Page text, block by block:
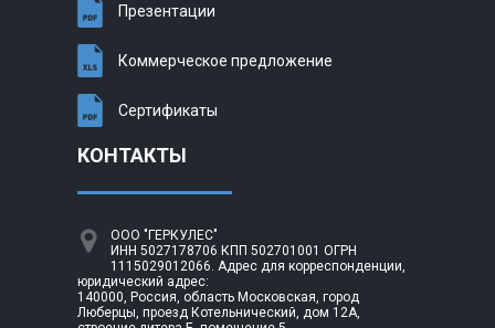
Презентации
Коммерческое предложение
Сертификаты
КОНТАКТЫ
ООО "ГЕРКУЛЕС"
ИНН 5027178706 КПП 502701001 ОГРН
1115029012066. Адрес для корреспонденции,
юридический адрес:
140000, Россия, область Московская, город
Люберцы, проезд Котельнический, дом 12А,